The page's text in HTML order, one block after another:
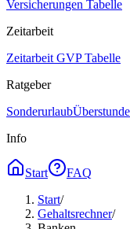
Versicherungen Tabelle
Zeitarbeit
Zeitarbeit GVP Tabelle
Ratgeber
Sonderurlaub
Info
Start
FAQ
Start/
Gehaltsrechner/